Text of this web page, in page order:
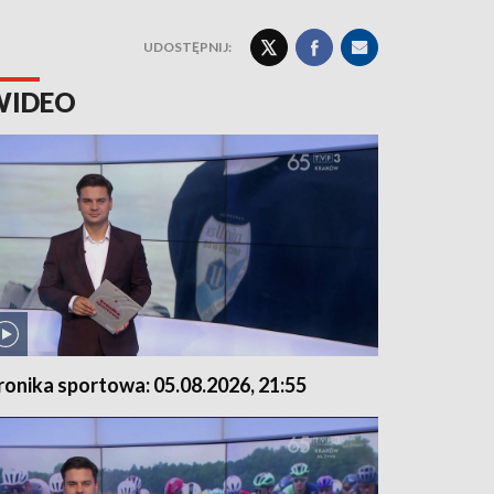
UDOSTĘPNIJ:
sportowa: 05.08.2026, 21:55